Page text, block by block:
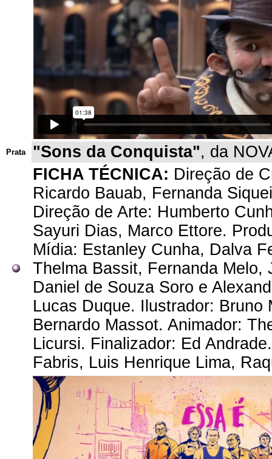
Prata "Sons da Conquista", da
FICHA TÉCNICA: Direção de
Ricardo Bauab, Fernanda
Direção de Arte: Humberto
Sayuri Dias, Marco Ettore.
Mídia: Estanley Cunha, Dalva
Thelma Bassit, Fernanda
Daniel de Souza Soro e
Lucas Duque. Ilustrador: Bruno
Bernardo Massot. Animador:
Licursi. Finalizador: Ed
Fabris, Luis Henrique Lima,